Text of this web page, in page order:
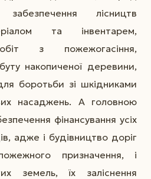
лісництв
та інвентарем,
з пожежогасіння,
накопиченої деревини,
боротьби зі шкідниками
насаджень. А головною
фінансування усіх
адже і будівництво доріг
призначення, і
земель, їх заліснення